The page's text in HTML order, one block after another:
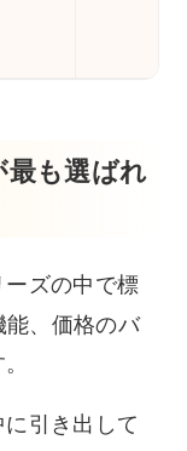
も選ばれ
ーズの中で標
、価格のバ
引き出して